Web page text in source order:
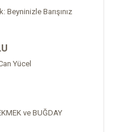
Beyninizle Barışınız
Yücel
ve BUĞDAY